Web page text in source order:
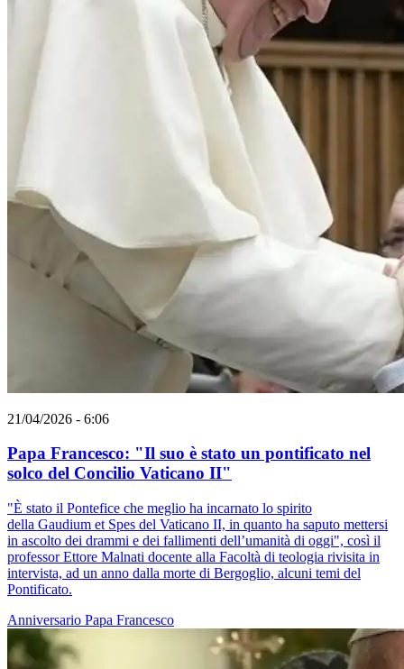
21/04/2026 - 6:06
Papa Francesco: "Il suo è stato un pontificato nel
solco del Concilio Vaticano II"
"È stato il Pontefice che meglio ha incarnato lo spirito
della Gaudium et Spes del Vaticano II, in quanto ha saputo mettersi
in ascolto dei drammi e dei fallimenti dell’umanità di oggi", così il
professor Ettore Malnati docente alla Facoltà di teologia rivisita in
intervista, ad un anno dalla morte di Bergoglio, alcuni temi del
Pontificato.
Anniversario Papa Francesco